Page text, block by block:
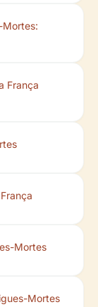
Mortes:
França
Mortes
Mortes